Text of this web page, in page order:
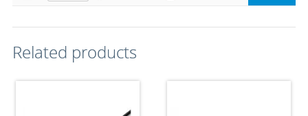
Related products